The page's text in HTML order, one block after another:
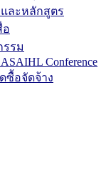
ละหลักสูตร
อ
รม
Conference
ซื้อจัดจ้าง